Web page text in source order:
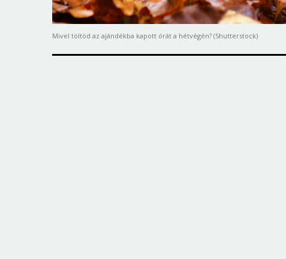
Mivel töltöd az ajándékba kapott órát a hétvégén? (Shutterstock)